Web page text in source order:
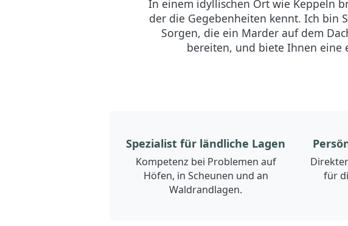
In einem idyllischen Ort wie Keppeln
der die Gegebenheiten kennt. Ich bin
Sorgen, die ein Marder auf dem
bereiten, und biete Ihnen eine
Spezialist für ländliche Lagen
Kompetenz bei Problemen auf
Höfen, in Scheunen und an
Waldrandlagen.
für